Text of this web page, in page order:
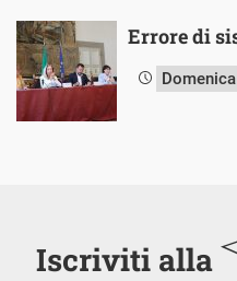
Errore di
Iscriviti alla